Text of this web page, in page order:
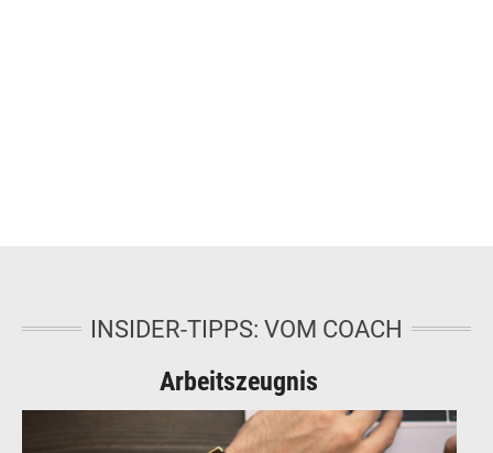
INSIDER-TIPPS: VOM COACH
Arbeitszeugnis